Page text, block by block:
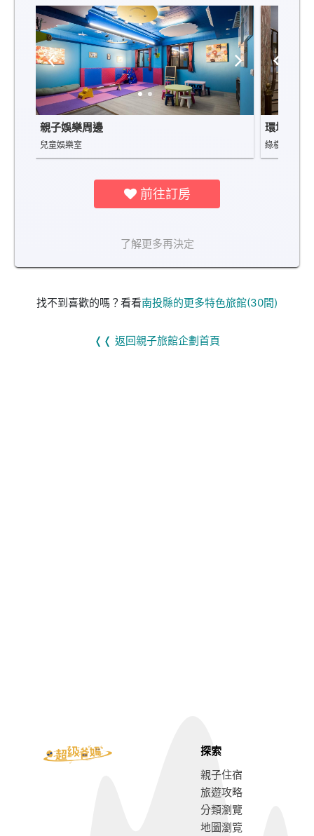
親子娛樂周邊
兒童娛樂室
環境景觀
綠樹成蔭，
前往訂房
了解更多再決定
找不到喜歡的嗎？看看南投縣的更多特色旅館(30間)
❬❬ 返回親子旅館企劃首頁
探索
親子住宿
旅遊攻略
分類瀏覽
地圖瀏覽